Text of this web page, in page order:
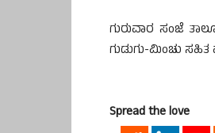
ಗುರುವಾರ ಸಂಜೆ
ಗುಡುಗು-ಮಿಂಚು
Spread the love